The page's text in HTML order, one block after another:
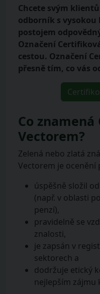
Chcete svým
odborník s
postojem
Označení
cestou. Označení
přesně tím, co vás
Co
Vectorem?
Zelená nebo zlatá
Vectorem je ocenění
úspěšně složil
(např. v oblasti
penzí),
pravidelně se
znalosti,
je zapsán v
sektorech a
dodržuje etický
nejlepším zájmu